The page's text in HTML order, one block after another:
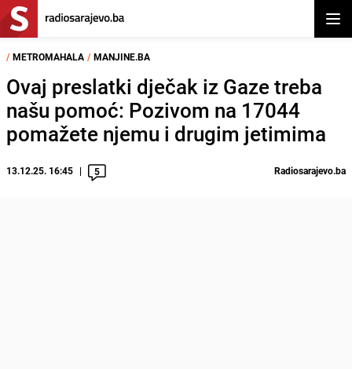
/ METROMAHALA / MANJINE.BA
Ovaj preslatki dječak iz Gaze treba
našu pomoć: Pozivom na 17044
pomažete njemu i drugim jetimima
13.12.25. 16:45 5 Radiosarajevo.ba